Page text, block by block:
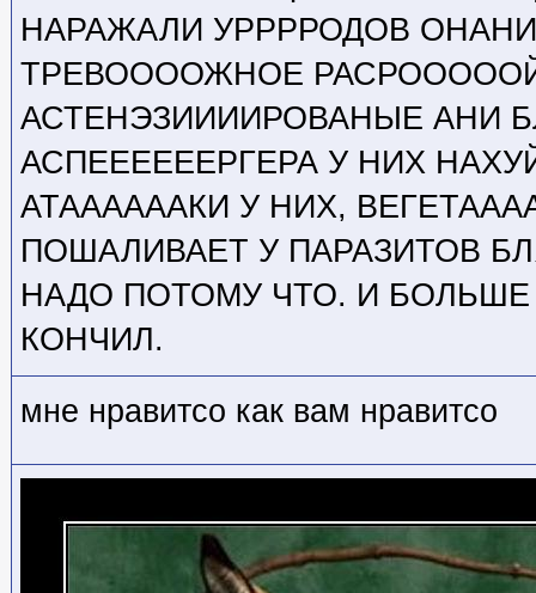
НАРАЖАЛИ УРРРРОДОВ
ТРЕВООООЖНОЕ
АСТЕНЭЗИИИИРОВАНЫЕ АНИ
АСПЕЕЕЕЕЕРГЕРА У НИХ
АТААААААКИ У НИХ,
ПОШАЛИВАЕТ У ПАРАЗИТОВ
НАДО ПОТОМУ ЧТО. И БОЛЬШЕ
КОНЧИЛ.
мне нравитсо как вам нравитсо